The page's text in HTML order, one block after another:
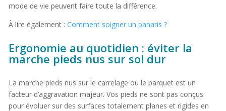
mode de vie peuvent faire toute la différence.
À lire également : Comment soigner un panaris ?
Ergonomie au quotidien : éviter la
marche pieds nus sur sol dur
La marche pieds nus sur le carrelage ou le parquet est un
facteur d’aggravation majeur. Vos pieds ne sont pas conçus
pour évoluer sur des surfaces totalement planes et rigides en